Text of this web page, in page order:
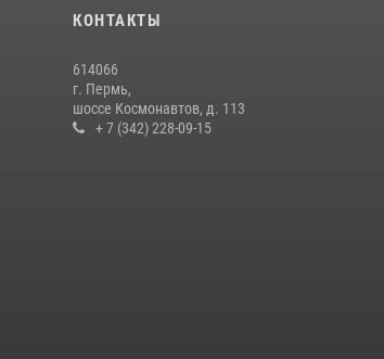
КОНТАКТЫ
614066
г. Пермь,
шоссе Космонавтов, д. 113
+ 7 (342) 228-09-15